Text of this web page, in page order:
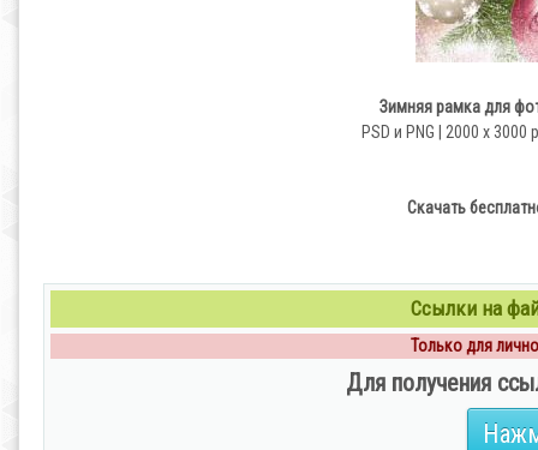
Зимняя рамка для
PSD и PNG | 2000 x
Скачать
Ссылки на
Только для
Для получения